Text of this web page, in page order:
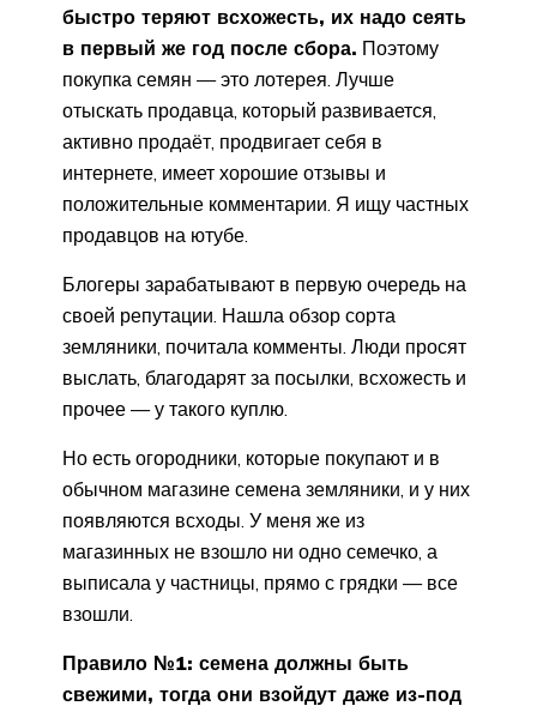
быстро теряют всхожесть, их надо сеять
в первый же год после сбора. Поэтому
покупка семян — это лотерея. Лучше
отыскать продавца, который развивается,
активно продаёт, продвигает себя в
интернете, имеет хорошие отзывы и
положительные комментарии. Я ищу частных
продавцов на ютубе.
Блогеры зарабатывают в первую очередь на
своей репутации. Нашла обзор сорта
земляники, почитала комменты. Люди просят
выслать, благодарят за посылки, всхожесть и
прочее — у такого куплю.
Но есть огородники, которые покупают и в
обычном магазине семена земляники, и у них
появляются всходы. У меня же из
магазинных не взошло ни одно семечко, а
выписала у частницы, прямо с грядки — все
взошли.
Правило №1: семена должны быть
свежими, тогда они взойдут даже из-под